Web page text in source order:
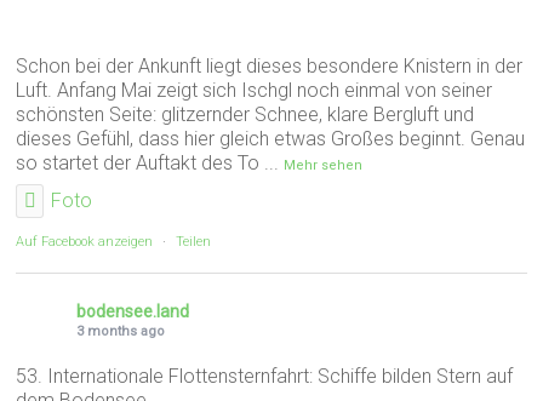
Schon bei der Ankunft liegt dieses besondere Knistern in der
Luft. Anfang Mai zeigt sich Ischgl noch einmal von seiner
schönsten Seite: glitzernder Schnee, klare Bergluft und
dieses Gefühl, dass hier gleich etwas Großes beginnt. Genau
so startet der Auftakt des To ... Mehr sehen
Foto
Auf Facebook anzeigen · Teilen
bodensee.land
3 months ago
53. Internationale Flottensternfahrt: Schiffe bilden Stern auf